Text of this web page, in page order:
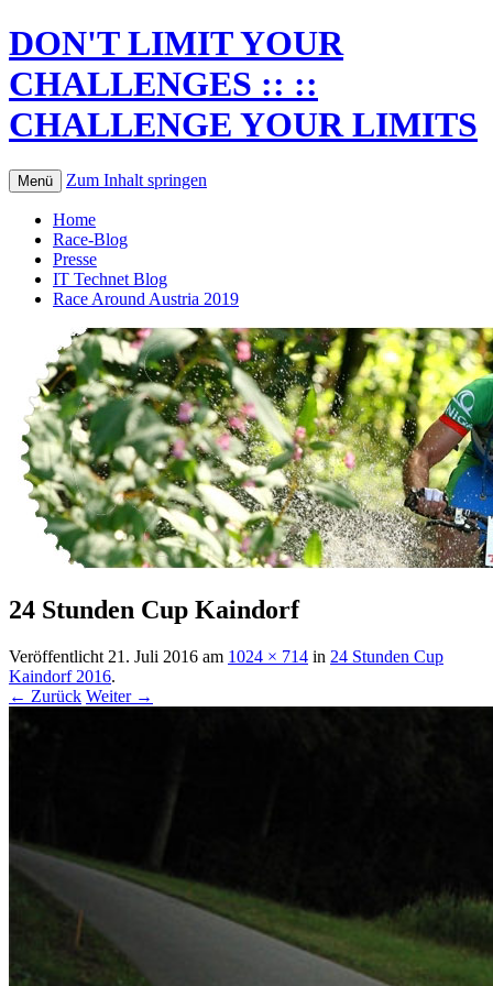
DON'T LIMIT YOUR
CHALLENGES :: ::
CHALLENGE YOUR LIMITS
Menü Zum Inhalt springen
Home
Race-Blog
Presse
IT Technet Blog
Race Around Austria 2019
24 Stunden Cup Kaindorf
Veröffentlicht 21. Juli 2016 am 1024 × 714 in 24 Stunden Cup
Kaindorf 2016.
← Zurück Weiter →